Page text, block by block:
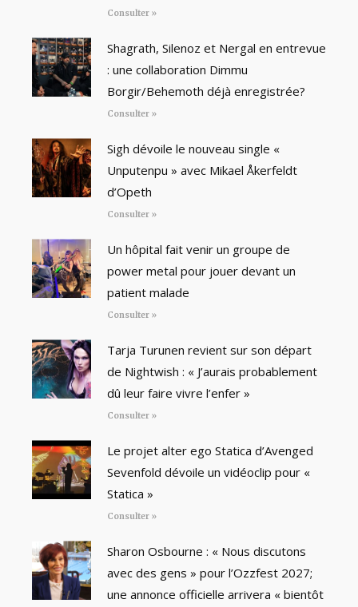
Consulter »
Shagrath, Silenoz et Nergal en entrevue
: une collaboration Dimmu
Borgir/Behemoth déjà enregistrée?
Consulter »
Sigh dévoile le nouveau single «
Unputenpu » avec Mikael Åkerfeldt
d’Opeth
Consulter »
Un hôpital fait venir un groupe de
power metal pour jouer devant un
patient malade
Consulter »
Tarja Turunen revient sur son départ
de Nightwish : « J’aurais probablement
dû leur faire vivre l’enfer »
Consulter »
Le projet alter ego Statica d’Avenged
Sevenfold dévoile un vidéoclip pour «
Statica »
Consulter »
Sharon Osbourne : « Nous discutons
avec des gens » pour l’Ozzfest 2027;
une annonce officielle arrivera « bientôt